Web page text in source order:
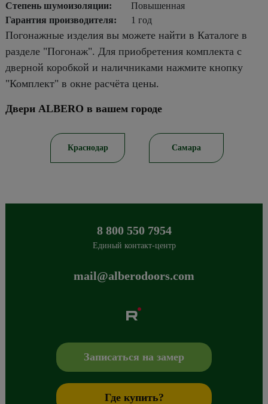
Степень шумоизоляции:
Повышенная
Гарантия производителя:
1 год
Погонажные изделия вы можете найти в Каталоге в
разделе "Погонаж". Для приобретения комплекта с
дверной коробкой и наличниками нажмите кнопку
"Комплект" в окне расчёта цены.
Двери ALBERO в вашем городе
Краснодар Самара
8 800 550 7954
Единый контакт-центр
mail@alberodoors.com
+7 800 765 43 42,mail@alberodoors.com
Записаться на замер
Где купить?